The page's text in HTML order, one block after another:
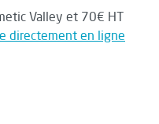
Valley et 70€ HT
directement en ligne